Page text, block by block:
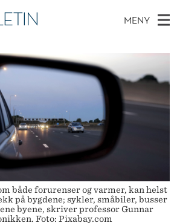
MENY
forskerprofiler
både forurenser og varmer, kan helst
på bygdene; sykler, småbiler, busser
byene, skriver professor Gunnar
Foto: Pixabay.com